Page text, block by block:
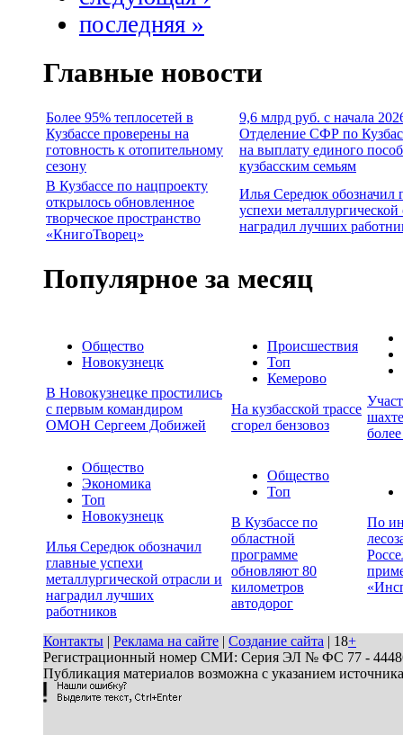
последняя »
Главные новости
Более 95% теплосетей в
Кузбассе проверены на
готовность к отопительному
сезону
9,6 млрд руб. с начала
Отделение СФР по
на выплату единого
кузбасским семьям
В Кузбассе по нацпроекту
открылось обновленное
творческое пространство
«КнигоТворец»
Илья Середюк обозначил
успехи металлургической
наградил лучших
Популярное за месяц
Общество
Новокузнецк
В Новокузнецке простились
с первым командиром
ОМОН Сергеем Добижей
Происшествия
Топ
Кемерово
На кузбасской трассе
сгорел бензовоз
Общество
Экономика
Топ
Новокузнецк
Илья Середюк обозначил
главные успехи
металлургической отрасли и
наградил лучших
работников
Общество
Топ
В Кузбассе по
областной
программе
обновляют 80
километров
автодорог
По
Контакты | Реклама на сайте | Создание сайта | 18+
Регистрационный номер СМИ: Серия ЭЛ № ФС 77 - 44486
Публикация материалов возможна с указанием